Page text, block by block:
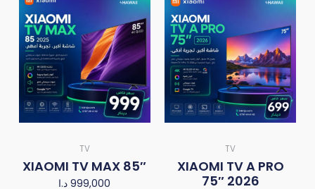
TV
XIAOMI TV MAX 85″
999,000 د.ا
TV
XIAOMI TV A PRO
75″ 2026